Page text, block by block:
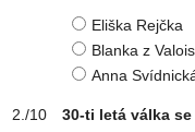
Eliška Rejčka
Blanka z Valois
Anna
30-ti letá válka